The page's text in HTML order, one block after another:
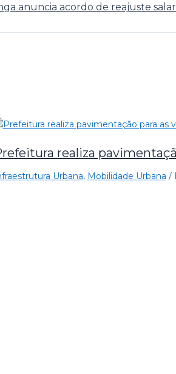
anuncia acordo de reajuste
realiza
Urbana, Mobilidade Urbana /